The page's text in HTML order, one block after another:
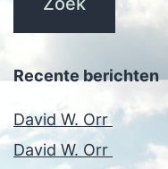
Recente berichten
David W. Orr
David W. Orr